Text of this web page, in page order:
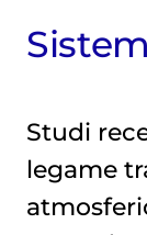
Studi
legame